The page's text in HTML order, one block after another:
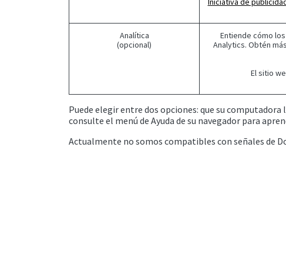
Analítica
(opcional)
Entiende cómo
Analytics. Obtén
El sitio
Puede elegir entre dos opciones: que su computadora
consulte el menú de Ayuda de su navegador para
Actualmente no somos compatibles con señales de